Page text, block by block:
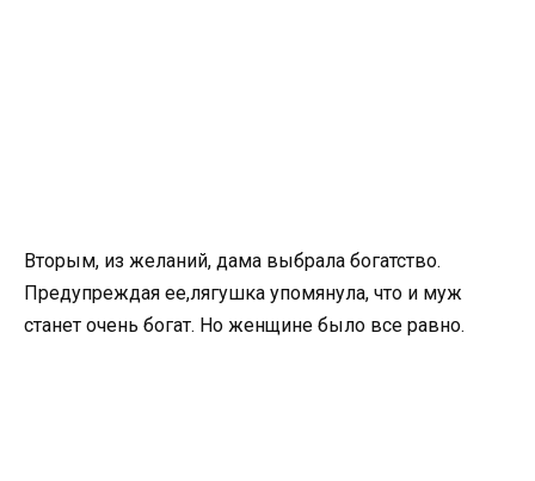
Вторым, из желаний, дама выбрала богатство.
Предупреждая ее,лягушка упомянула, что и муж
станет очень богат. Но женщине было все равно.